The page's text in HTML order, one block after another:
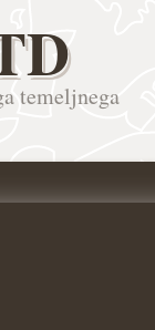
temeljnega